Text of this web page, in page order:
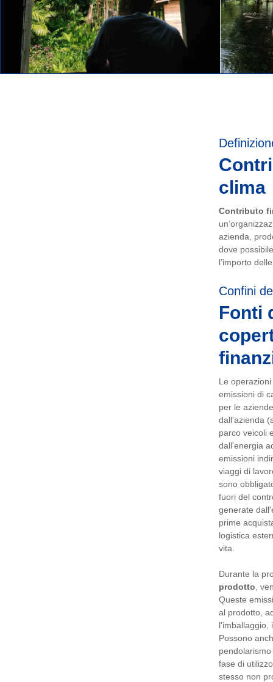
clima
Contributo
azienda,
dove
l’importo
Confini
Fonti
Le
emissioni di
per le
dall'azienda
parco veicoli
dall'energia
emissioni
viaggi di
sono
fuori del
generate
prime
logistica
vita.
Durante la
prodotto ,
Queste
al prodotto,
l'imballaggio,
Possono
fase di
stesso non